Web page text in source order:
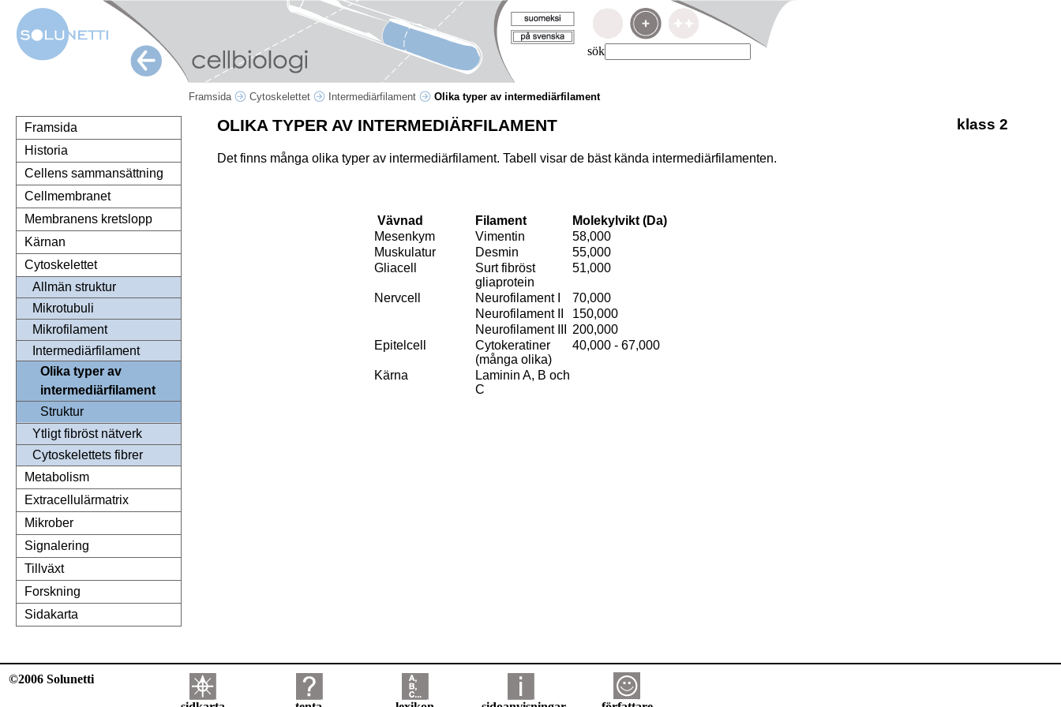
sök
Framsida Cytoskelettet Intermediärfilament Olika typer av intermediärfilament
Framsida
Historia
Cellens sammansättning
Cellmembranet
Membranens kretslopp
Kärnan
Cytoskelettet
Allmän struktur
Mikrotubuli
Mikrofilament
Intermediärfilament
Olika typer av
intermediärfilament
Struktur
Ytligt fibröst nätverk
Cytoskelettets fibrer
Metabolism
Extracellulärmatrix
Mikrober
Signalering
Tillväxt
Forskning
Sidakarta
klass 2
OLIKA TYPER AV INTERMEDIÄRFILAMENT
Det finns många olika typer av intermediärfilament. Tabell visar de bäst kända intermediärfilamenten.
Vävnad Filament
Molekylvikt (Da)
Mesenkym
Vimentin
58,000
Muskulatur
Desmin
55,000
Gliacell
Surt fibröst
gliaprotein
51,000
Nervcell Neurofilament I
70,000
Neurofilament II
150,000
Neurofilament III
200,000
Epitelcell
Cytokeratiner
(många olika)
40,000 - 67,000
Kärna
Laminin A, B och
C
©2006 Solunetti